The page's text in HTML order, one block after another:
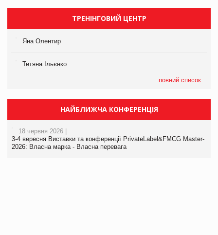
ТРЕНІНГОВИЙ ЦЕНТР
Яна Олентир
Тетяна Ільєнко
повний список
НАЙБЛИЖЧА КОНФЕРЕНЦІЯ
18 червня 2026 |
3-4 вересня Виставки та конференції PrivateLabel&FMCG Master-
2026: Власна марка - Власна перевага